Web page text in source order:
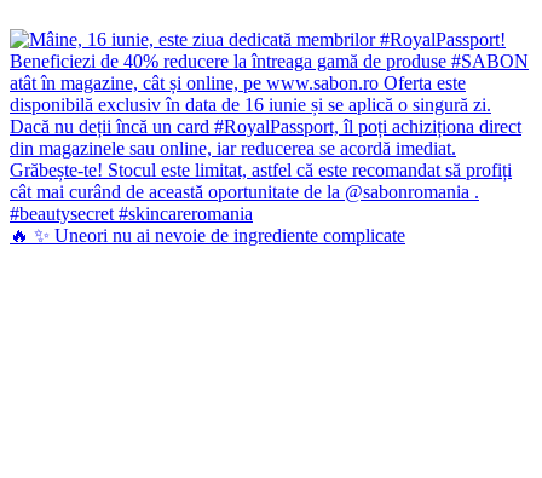
🔥 ✨ Uneori nu ai nevoie de ingrediente complicate